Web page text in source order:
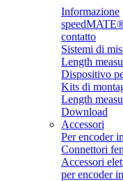
Informazione
contatto
Sistemi di
Length
Dispositivo
Kits di
Length
Download
Accessori
Per encoder
Connettori
Accessori
per encoder